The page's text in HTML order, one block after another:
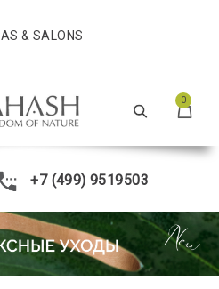
& SALONS
0
+7 (499) 9519503